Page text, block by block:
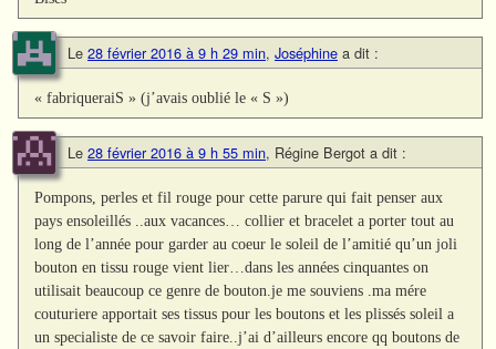
Le 28 février 2016 à 9 h 29 min, Joséphine a dit :
« fabriqueraiS » (j’avais oublié le « S »)
Le 28 février 2016 à 9 h 55 min, Régine Bergot a dit :
Pompons, perles et fil rouge pour cette parure qui fait penser aux
pays ensoleillés ..aux vacances… collier et bracelet a porter tout au
long de l’année pour garder au coeur le soleil de l’amitié qu’un joli
bouton en tissu rouge vient lier…dans les années cinquantes on
utilisait beaucoup ce genre de bouton.je me souviens .ma mére
couturiere apportait ses tissus pour les boutons et les plissés soleil a
un specialiste de ce savoir faire..j’ai d’ailleurs encore qq boutons de